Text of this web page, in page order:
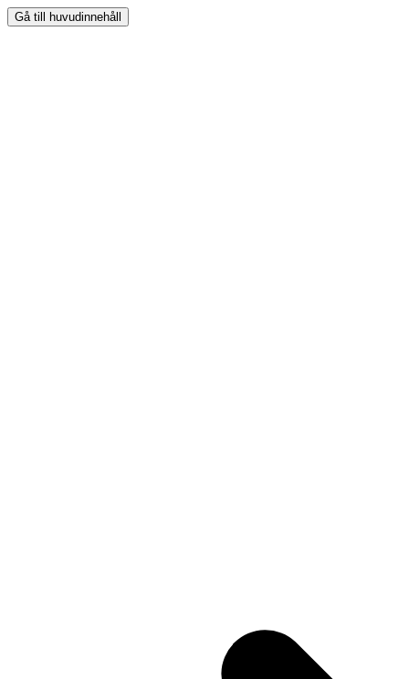
Gå till huvudinnehåll